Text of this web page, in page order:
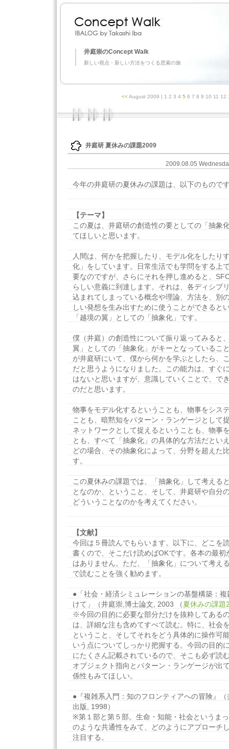
井庭崇のConcept Walk
新しい視点・新しい方法をつくる思索の旅
<< August 2009 | 1 2 3 4 5 6 7 8 9 10 11 12
井庭研 夏休みの課題2009
2009.08.05
今年の井庭研の夏休みの課題は、以下のもので
【テーマ】
この夏は、井庭研の創造性の要としての「抽象
てほしいと思います。
人間は、何かを把握したり、モデル化をしたり
化」をしています。日常生活でも学問をする上
要なのですが、さらにそれを押し進めると、
らしい意義に到達します。それは、各ディシプ
込まれてしまっている概念や理論、方法を、別
しい発想を生み出すために使うことができると
「越境の翼」としての「抽象化」です。
僕（井庭）の創造性について振り返ってみると
翼」としての「抽象化」がキーとなっているこ
が井庭研にいて、僕から何かを学ぶとしたら、
だと思うようになりました。この能力は、すぐ
はないと思いますが、意識していくことで、で
のだと思います。
物事をモデル化するということも、物事をシス
ことも、暗黙知をパターン・ランゲージとして
ネットワークとして捉えるということも、物事
とも、すべて「抽象化」の具体的な方法だとい
どの場合、その抽象化によって、分野を超えた
す。
この夏休みの課題では、「抽象化」して考える
となのか、ということ、そして、井庭研や自分
どういうことなのかを考えてください。
【文献】
今回は５冊読んでもらいます。以下に、どこを
書くので、そこだけ読めばOKです。各本の最初
はありません。ただ、「抽象化」について考え
で読むことを強く勧めます。
●「社会・経済シミュレーションの基盤構築：
けて」（井庭崇,博士論文, 2003 （夏休みの課題
※今回の目的に必要な部分だけを抜粋してある
は、詳細な注も含めてすべて読む。特に、社会
ということ、そしてそれをどう具体的に操作可
いう点についてしっかり把握する。今回の目的
にたくさん記載されているので、そこも必ず読
オブジェクト指向とパターン・ランゲージが出
係性もみてほしい。
●『複雑系入門：知のフロンティアへの冒険』
出版, 1998）
※第１部と第５部。生命・知能・社会というま
のような共通性をみて、どのようにアプローチ
注目する。